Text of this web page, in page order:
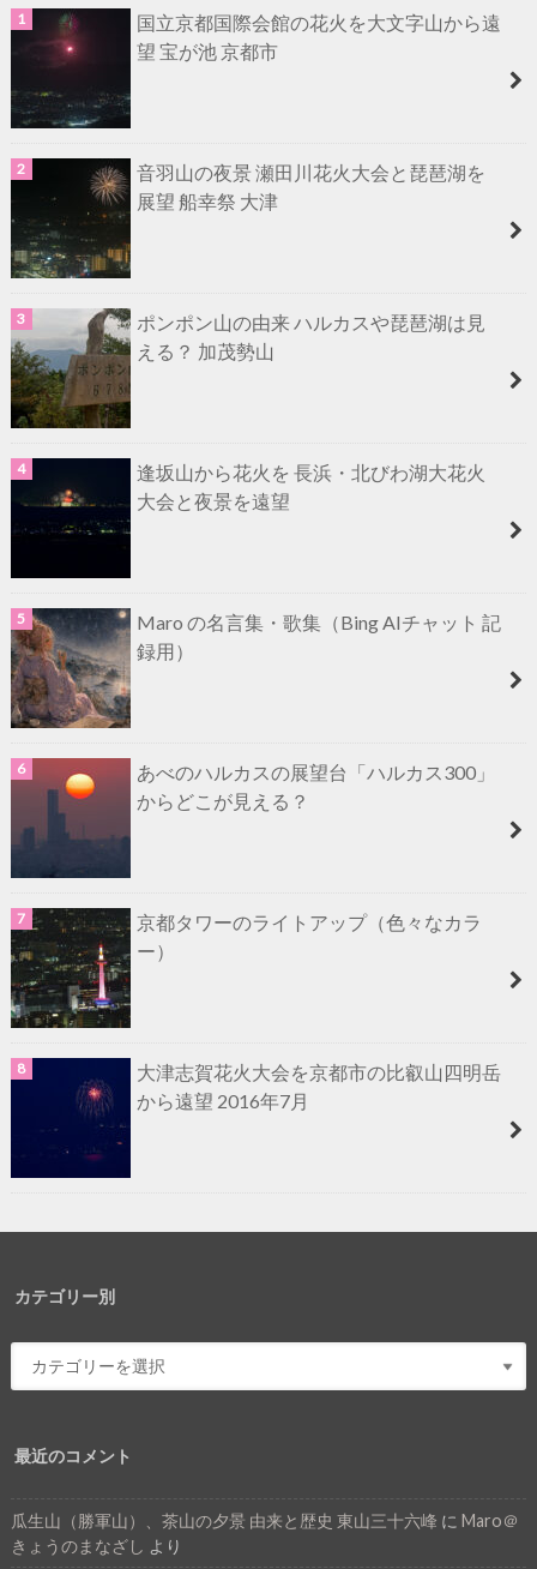
国立京都国際会館の花火を大文字山から遠
望 宝が池 京都市
音羽山の夜景 瀬田川花火大会と琵琶湖を
展望 船幸祭 大津
ポンポン山の由来 ハルカスや琵琶湖は見
える？ 加茂勢山
逢坂山から花火を 長浜・北びわ湖大花火
大会と夜景を遠望
Maro の名言集・歌集（Bing AIチャット 記
録用）
あべのハルカスの展望台「ハルカス300」
からどこが見える？
京都タワーのライトアップ（色々なカラ
ー）
大津志賀花火大会を京都市の比叡山四明岳
から遠望 2016年7月
カテゴリー別
最近のコメント
瓜生山（勝軍山）、茶山の夕景 由来と歴史 東山三十六峰 に Maro＠
きょうのまなざし より